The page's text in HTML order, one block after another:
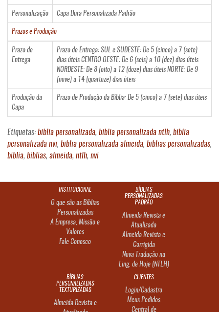
Personalização Capa Dura Personalizada Padrão
Prazos e Produção
Prazo de
Entrega
Prazo de Entrega: SUL e SUDESTE: De 5 (cinco) a 7 (sete)
dias úteis CENTRO OESTE: De 6 (seis) a 10 (dez) dias úteis
NORDESTE: De 8 (oito) a 12 (doze) dias úteis NORTE: De 9
(nove) a 14 (quartoze) dias úteis
Produção da
Capa
Prazo de Produção da Bíblia: De 5 (cinco) a 7 (sete) dias úteis
Etiquetas: biblia personalizada, biblia personalizada ntlh, biblia
personalizada nvi, biblia personalizada almeida, biblias personalizadas,
biblia, biblias, almeida, ntlh, nvi
INSTITUCIONAL
O que são as Bíblias
Personalizadas
A Empresa, Missão e
Valores
Fale Conosco
BÍBLIAS
PERSONALIZADAS
PADRÃO
Almeida Revista e
Atualizada
Almeida Revista e
Corrigida
Nova Tradução na
Ling. de Hoje (NTLH)
BÍBLIAS
PERSONALIZADAS
TEXTURIZADAS
Almeida Revista e
CLIENTES
Login/Cadastro
Meus Pedidos
Central de